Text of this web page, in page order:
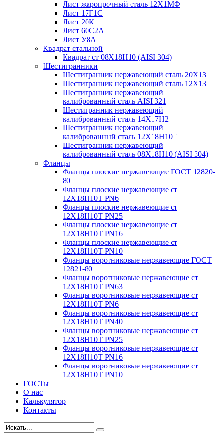
Лист жаропрочный сталь 12Х1МФ
Лист 17Г1С
Лист 20К
Лист 60С2А
Лист У8А
Квадрат стальной
Квадрат ст 08Х18Н10 (AISI 304)
Шестигранники
Шестигранник нержавеющий сталь 20Х13
Шестигранник нержавеющий сталь 12Х13
Шестигранник нержавеющий
калиброванный сталь AISI 321
Шестигранник нержавеющий
калиброванный сталь 14Х17Н2
Шестигранник нержавеющий
калиброванный сталь 12Х18Н10Т
Шестигранник нержавеющий
калиброванный сталь 08Х18Н10 (AISI 304)
Фланцы
Фланцы плоские нержавеющие ГОСТ 12820-
80
Фланцы плоские нержавеющие ст
12Х18Н10Т PN6
Фланцы плоские нержавеющие ст
12Х18Н10Т PN25
Фланцы плоские нержавеющие ст
12Х18Н10Т PN16
Фланцы плоские нержавеющие ст
12Х18Н10Т PN10
Фланцы воротниковые нержавеющие ГОСТ
12821-80
Фланцы воротниковые нержавеющие ст
12Х18Н10Т PN63
Фланцы воротниковые нержавеющие ст
12Х18Н10Т PN6
Фланцы воротниковые нержавеющие ст
12Х18Н10Т PN40
Фланцы воротниковые нержавеющие ст
12Х18Н10Т PN25
Фланцы воротниковые нержавеющие ст
12Х18Н10Т PN16
Фланцы воротниковые нержавеющие ст
12Х18Н10Т PN10
ГОСТы
О нас
Калькулятор
Контакты